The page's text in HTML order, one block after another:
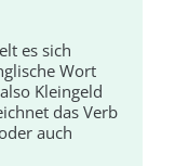
es sich
Wort
Kleingeld
das Verb
auch